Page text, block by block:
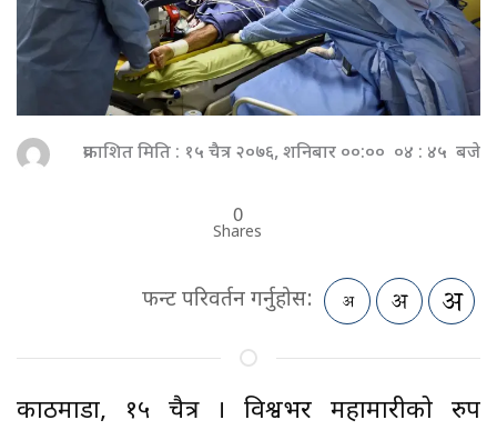
प्रकाशित मिति : १५ चैत्र २०७६, शनिबार ००:०० ०४ : ४५ बजे
0
Shares
फन्ट परिवर्तन गर्नुहोस:
काठमाडौँ, १५ चैत्र । विश्वभर महामारीको रुप